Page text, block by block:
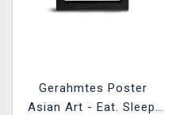
Gerahmtes Poster
Asian Art - Eat. Sleep.